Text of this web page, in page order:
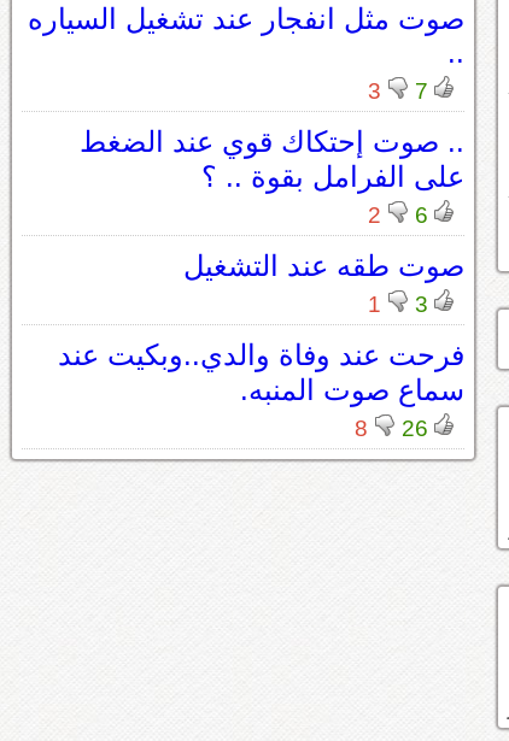
صوت مثل انفجار عند تشغيل السياره
..
7
3
.. صوت إحتكاك قوي عند الضغط
على الفرامل بقوة .. ؟
6
2
صوت طقه عند التشغيل
3
1
فرحت عند وفاة والدي..وبكيت عند
سماع صوت المنبه.
26
8